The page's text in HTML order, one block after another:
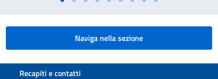
Naviga nella sezione
Sezione footer
Recapiti e contatti